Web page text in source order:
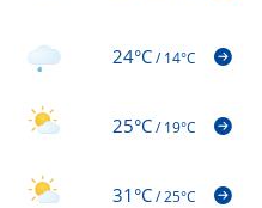
24°C/14°C
25°C/19°C
31°C/25°C